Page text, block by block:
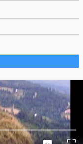
daha verimli hale getirmek
göre, bu sitenin
yerleştirebiliyoruz.
Bu site farklı çerez türleri
üçüncü şahıs hizmetleri
web.tv
VİDEOSU